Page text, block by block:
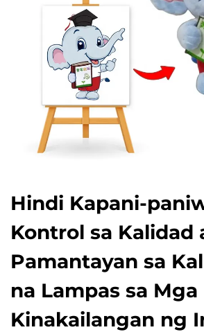
Hindi Kapani-
Kontrol sa Kalidad
Pamantayan sa
na Lampas sa Mga
Kinakailangan ng